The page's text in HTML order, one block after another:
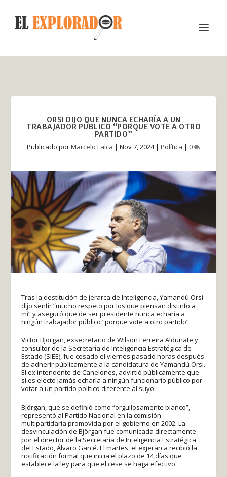
ORSI DIJO QUE NUNCA ECHARÍA A UN
TRABAJADOR PÚBLICO “PORQUE VOTE A OTRO
PARTIDO”
Publicado porMarcelo Falca | Nov 7, 2024| Política | 0
Tras la destitución de jerarca de Inteligencia, Yamandú Orsi
dijo sentir “mucho respeto por los que piensan distinto a
mí” y aseguró que de ser presidente nunca echaría a
ningún trabajador público “porque vote a otro partido”.
Victor Björgan, exsecretario de Wilson Ferreira Aldunate y
consultor de la Secretaría de Inteligencia Estratégica de
Estado (SIEE), fue cesado el viernes pasado horas después
de adherir públicamente a la candidatura de Yamandú Orsi.
El ex intendente de Canelones, advirtió públicamente que
si es electo jamás echaría a ningún funcionario público por
votar a un partido político diferente al suyo.
Björgan, que se definió como “orgullosamente blanco”,
representó al Partido Nacional en la comisión
multipartidaria promovida por el gobierno en 2002. La
desvinculación de Björgan fue comunicada directamente
por el director de la Secretaría de Inteligencia Estratégica
del Estado, Álvaro Garcé. El martes, el exjerarca recibió la
notificación formal que inicia el plazo de 14 días que
establece la ley para que el cese se haga efectivo.